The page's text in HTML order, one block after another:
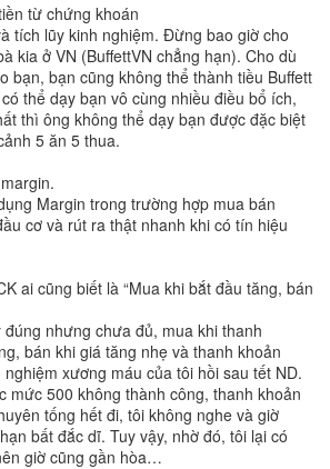
từ chứng khoán
tích lũy kinh nghiệm. Đừng bao giờ cho
kia ở VN (BuffettVN chẳng hạn). Cho dù
bạn, bạn cũng không thể thành tiều Buffett
thể dạy bạn vô cùng nhiều điều bổ ích,
thì ông không thể dạy bạn được đặc biệt
5 ăn 5 thua.
Margin trong trường hợp mua bán
cơ và rút ra thật nhanh khi có tín hiệu
ai cũng biết là “Mua khi bắt đầu tăng, bán
nhưng chưa đủ, mua khi thanh
bán khi giá tăng nhẹ và thanh khoản
xương máu của tôi hồi sau tết ND.
mức 500 không thành công, thanh khoản
tống hết đi, tôi không nghe và giờ
bất đắc dĩ. Tuy vậy, nhờ đó, tôi lại có
giờ cũng gần hòa…